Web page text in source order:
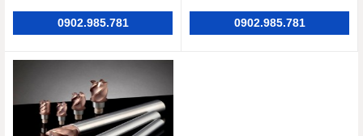
0902.985.781 0902.985.781